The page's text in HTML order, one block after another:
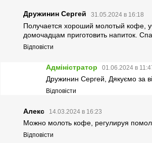
Дружинин Сергей 31.05.2024 в 16:18
Получается хороший молотый кофе,
домочадцам приготовить напиток.
Відповісти
Адміністратор 01.06.2024 в
Дружинин Сергей, Дякуємо за
Відповісти
Алекс 14.03.2024 в 16:23
Можно молоть кофе, регулируя
Відповісти